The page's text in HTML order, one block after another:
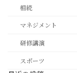
相続
マネジメント
研修講演
スポーツ